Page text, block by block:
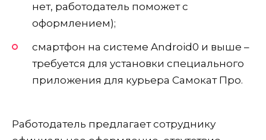
нет, работодатель поможет с
оформлением);
смартфон на системе Android0 и выше –
требуется для установки специального
приложения для курьера Самокат Про.
Работодатель предлагает сотруднику